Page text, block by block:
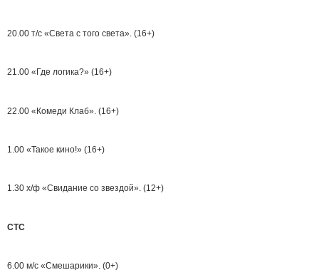
20.00 т/с «Света с того света». (16+)
21.00 «Где логика?» (16+)
22.00 «Комеди Клаб». (16+)
1.00 «Такое кино!» (16+)
1.30 х/ф «Свидание со звездой». (12+)
СТС
6.00 м/с «Смешарики». (0+)